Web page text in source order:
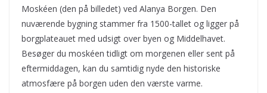
Moskéen (den på billedet) ved Alanya Borgen. Den
nuværende bygning stammer fra 1500-tallet og ligger på
borgplateauet med udsigt over byen og Middelhavet.
Besøger du moskéen tidligt om morgenen eller sent på
eftermiddagen, kan du samtidig nyde den historiske
atmosfære på borgen uden den værste varme.